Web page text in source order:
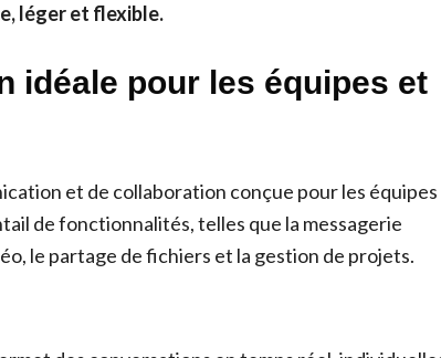
léger et flexible.
idéale pour les équipes et
et de collaboration conçue pour les
de fonctionnalités, telles que la messagerie
le partage de fichiers et la gestion de projets.